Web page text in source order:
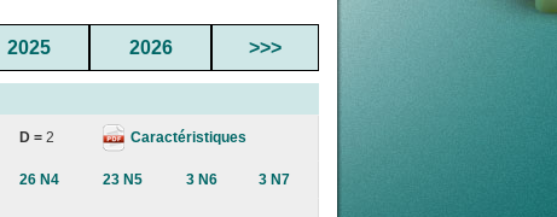
2025 2026 >>>
D = 2 Caractéristiques
26 N4 23 N5 3 N6 3 N7